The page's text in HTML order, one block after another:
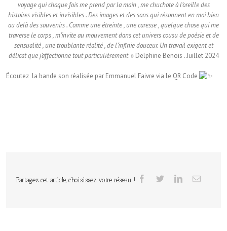
voyage qui chaque fois me prend par la main , me chuchote à l’oreille des
histoires visibles et invisibles . Des images et des sons qui résonnent en moi bien
au delà des souvenirs . Comme une étreinte , une caresse , quelque chose qui me
traverse le corps , m’invite au mouvement dans cet univers cousu de poésie et de
sensualité , une troublante réalité , de l’infinie douceur. Un travail exigent et
délicat que j’affectionne tout particulièrement. » Delphine Benois . Juillet 2024
Écoutez la bande son réalisée par Emmanuel Faivre via le QR Code
Partagez cet article, choisissez votre réseau !